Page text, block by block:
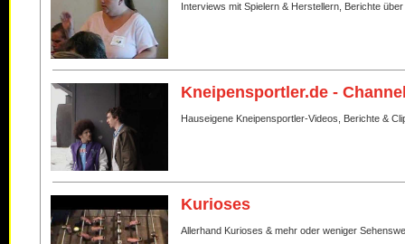
Interviews mit Spielern & Herstellern, Berichte
Kneipensportler.de -
Hauseigene Kneipensportler-Videos, Berichte &
Kurioses
Allerhand Kurioses & mehr oder weniger